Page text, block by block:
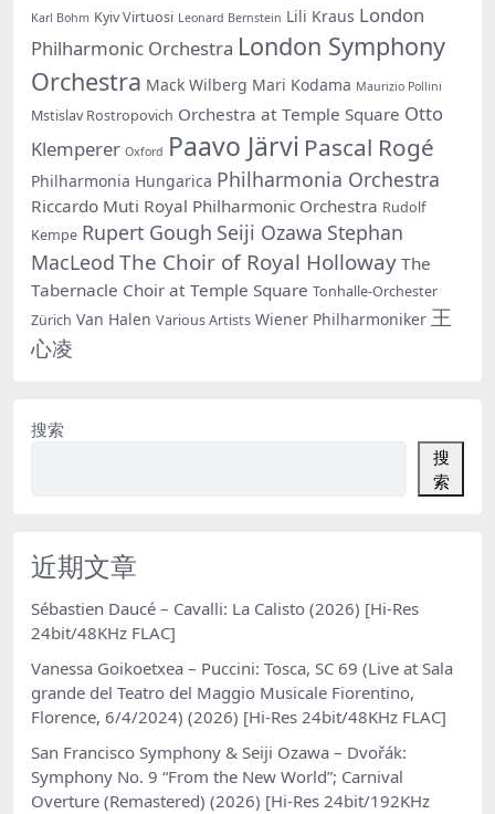
Karl Bohm Kyiv Virtuosi Leonard Bernstein Lili Kraus London
Philharmonic Orchestra London Symphony
Orchestra Mack Wilberg Mari Kodama Maurizio Pollini
Mstislav Rostropovich Orchestra at Temple Square Otto
Klemperer Oxford Paavo Järvi Pascal Rogé
Philharmonia Hungarica Philharmonia Orchestra
Riccardo Muti Royal Philharmonic Orchestra Rudolf
Kempe Rupert Gough Seiji Ozawa Stephan
MacLeod The Choir of Royal Holloway The
Tabernacle Choir at Temple Square Tonhalle-Orchester
Zürich Van Halen Various Artists Wiener Philharmoniker 王
心凌
搜索
搜
索
近期文章
Sébastien Daucé – Cavalli: La Calisto (2026) [Hi-Res
24bit/48KHz FLAC]
Vanessa Goikoetxea – Puccini: Tosca, SC 69 (Live at Sala
grande del Teatro del Maggio Musicale Fiorentino,
Florence, 6/4/2024) (2026) [Hi-Res 24bit/48KHz FLAC]
San Francisco Symphony & Seiji Ozawa – Dvořák:
Symphony No. 9 “From the New World”; Carnival
Overture (Remastered) (2026) [Hi-Res 24bit/192KHz